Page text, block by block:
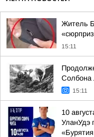
Житель
15:11
Солбона
15:11
10
УланУдэ